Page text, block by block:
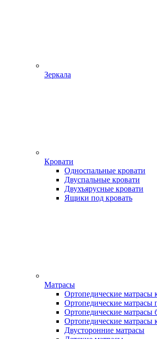
Зеркала
Кровати
Односпальные кровати
Двуспальные кровати
Двухъярусные кровати
Ящики под кровать
Матрасы
Ортопедические матрасы
Ортопедические
Ортопедические матрасы
Ортопедические матрасы
Двусторонние матрасы